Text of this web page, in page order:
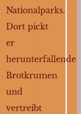
Nationalparks.
Dort pickt
er
herunterfallende
Brotkrumen
und
vertreibt